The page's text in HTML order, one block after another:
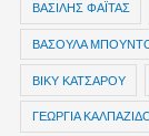
ΒΑΣΙΛΗΣ ΦΑΪΤΑΣ
ΒΑΣΟΥΛΑ
ΒΙΚΥ ΚΑΤΣΑΡΟΥ
ΓΕΩΡΓΙΑ